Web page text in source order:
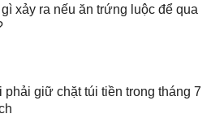
xảy ra nếu ăn trứng luộc để qua
phải giữ chặt túi tiền trong tháng 7